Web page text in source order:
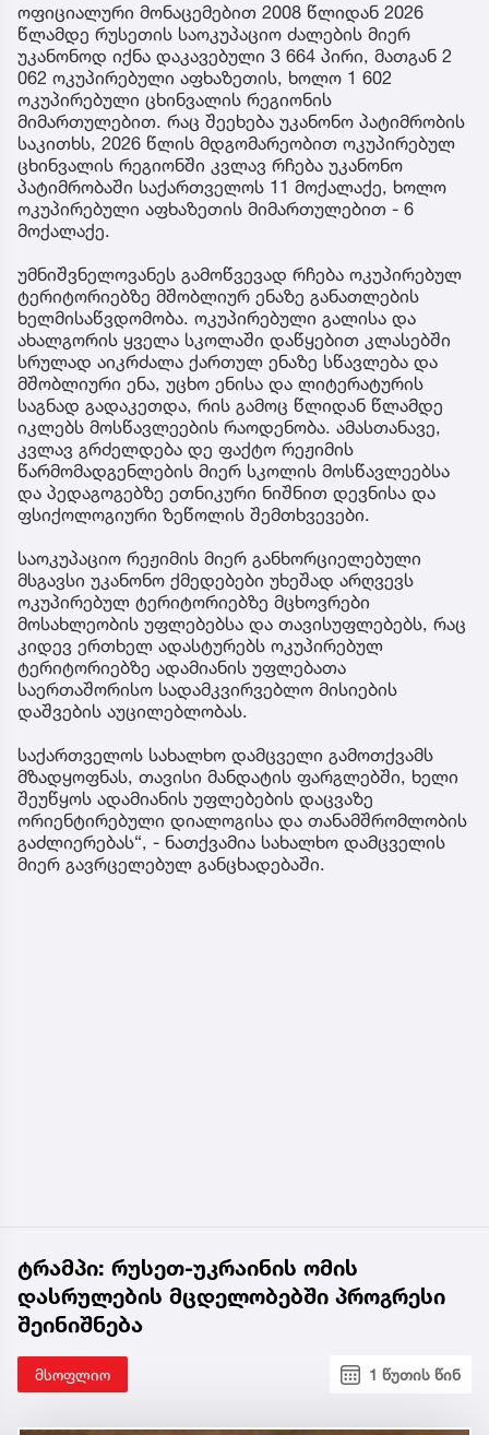
ოფიციალური მონაცემებით 2008 წლიდან 2026
წლამდე რუსეთის საოკუპაციო ძალების მიერ
უკანონოდ იქნა დაკავებული 3 664 პირი, მათგან 2
062 ოკუპირებული აფხაზეთის, ხოლო 1 602
ოკუპირებული ცხინვალის რეგიონის
მიმართულებით. რაც შეეხება უკანონო პატიმრობის
საკითხს, 2026 წლის მდგომარეობით ოკუპირებულ
ცხინვალის რეგიონში კვლავ რჩება უკანონო
პატიმრობაში საქართველოს 11 მოქალაქე, ხოლო
ოკუპირებული აფხაზეთის მიმართულებით - 6
მოქალაქე.
უმნიშვნელოვანეს გამოწვევად რჩება ოკუპირებულ
ტერიტორიებზე მშობლიურ ენაზე განათლების
ხელმისაწვდომობა. ოკუპირებული გალისა და
ახალგორის ყველა სკოლაში დაწყებით კლასებში
სრულად აიკრძალა ქართულ ენაზე სწავლება და
მშობლიური ენა, უცხო ენისა და ლიტერატურის
საგნად გადაკეთდა, რის გამოც წლიდან წლამდე
იკლებს მოსწავლეების რაოდენობა. ამასთანავე,
კვლავ გრძელდება დე ფაქტო რეჟიმის
წარმომადგენლების მიერ სკოლის მოსწავლეებსა
და პედაგოგებზე ეთნიკური ნიშნით დევნისა და
ფსიქოლოგიური ზეწოლის შემთხვევები.
საოკუპაციო რეჟიმის მიერ განხორციელებული
მსგავსი უკანონო ქმედებები უხეშად არღვევს
ოკუპირებულ ტერიტორიებზე მცხოვრები
მოსახლეობის უფლებებსა და თავისუფლებებს, რაც
კიდევ ერთხელ ადასტურებს ოკუპირებულ
ტერიტორიებზე ადამიანის უფლებათა
საერთაშორისო სადამკვირვებლო მისიების
დაშვების აუცილებლობას.
საქართველოს სახალხო დამცველი გამოთქვამს
მზადყოფნას, თავისი მანდატის ფარგლებში, ხელი
შეუწყოს ადამიანის უფლებების დაცვაზე
ორიენტირებული დიალოგისა და თანამშრომლობის
გაძლიერებას“, - ნათქვამია სახალხო დამცველის
მიერ გავრცელებულ განცხადებაში.
ტრამპი: რუსეთ-უკრაინის ომის
დასრულების მცდელობებში პროგრესი
შეინიშნება
მსოფლიო 1 წუთის წინ